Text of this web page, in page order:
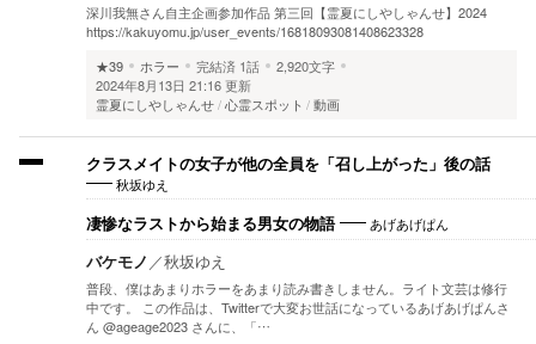
深川我無さん自主企画参加作品 第三回【霊夏にしやしゃんせ】2024
https://kakuyomu.jp/user_events/16818093081408623328
★39
ホラー 完結済 1話
2,920文字
2024年8月13日 21:16 更新
霊夏にしやしゃんせ 心霊スポット 動画
クラスメイトの女子が他の全員を「召し上がった」後の話
秋坂ゆえ
凄惨なラストから始まる男女の物語 あげあげぱん
バケモノ ／秋坂ゆえ
普段、僕はあまりホラーをあまり読み書きしません。ライト文芸は修行
中です。 この作品は、Twitterで大変お世話になっているあげあげぱんさ
ん @ageage2023 さんに、「…